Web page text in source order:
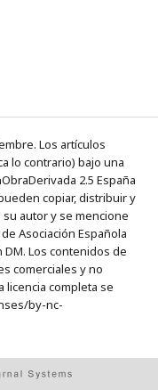
Los artículos
lo contrario) bajo una
2.5 España
copiar, distribuir y
autor y se mencione
Asociación Española
Los contenidos de
comerciales y no
licencia completa se
by-nc-